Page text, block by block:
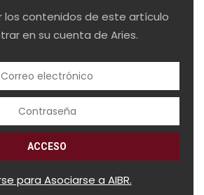
los contenidos de este artículo
en su cuenta de Aries.
para Asociarse a AIBR.